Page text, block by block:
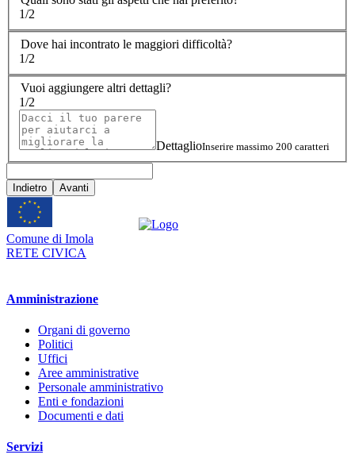
1/2
Dove hai incontrato le maggiori difficoltà?
1/2
Vuoi aggiungere altri dettagli?
1/2
DettaglioInserire massimo 200 caratteri
Indietro Avanti
Comune di Imola
RETE CIVICA
Amministrazione
Organi di governo
Politici
Uffici
Aree amministrative
Personale amministrativo
Enti e fondazioni
Documenti e dati
Servizi